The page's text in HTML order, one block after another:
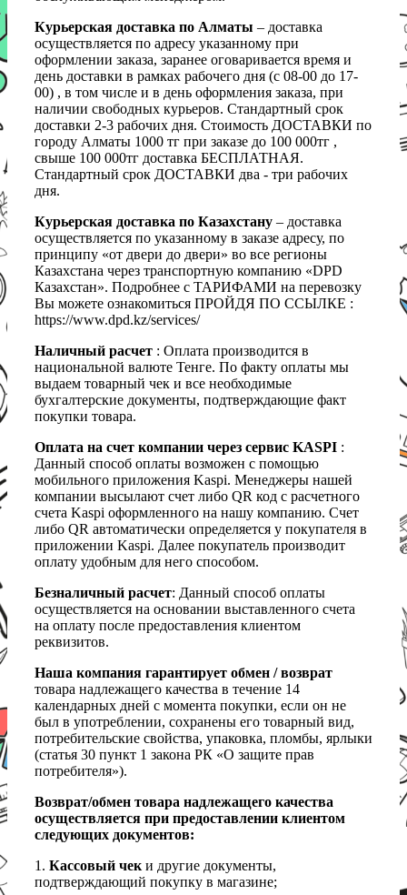
Курьерская доставка по Алматы – доставка
осуществляется по адресу указанному при
оформлении заказа, заранее оговаривается время и
день доставки в рамках рабочего дня (с 08-00 до 17-
00) , в том числе и в день оформления заказа, при
наличии свободных курьеров. Стандартный срок
доставки 2-3 рабочих дня. Стоимость ДОСТАВКИ по
городу Алматы 1000 тг при заказе до 100 000тг ,
свыше 100 000тг доставка БЕСПЛАТНАЯ.
Стандартный срок ДОСТАВКИ два - три рабочих
дня.
Курьерская доставка по Казахстану – доставка
осуществляется по указанному в заказе адресу, по
принципу «от двери до двери» во все регионы
Казахстана через транспортную компанию «DPD
Казахстан». Подробнее с ТАРИФАМИ на перевозку
Вы можете ознакомиться ПРОЙДЯ ПО ССЫЛКЕ :
https://www.dpd.kz/services/
Наличный расчет : Оплата производится в
национальной валюте Тенге. По факту оплаты мы
выдаем товарный чек и все необходимые
бухгалтерские документы, подтверждающие факт
покупки товара.
Оплата на счет компании через сервис KASPI :
Данный способ оплаты возможен с помощью
мобильного приложения Kaspi. Менеджеры нашей
компании высылают счет либо QR код с расчетного
счета Kaspi оформленного на нашу компанию. Счет
либо QR автоматически определяется у покупателя в
приложении Kaspi. Далее покупатель производит
оплату удобным для него способом.
Безналичный расчет: Данный способ оплаты
осуществляется на основании выставленного счета
на оплату после предоставления клиентом
реквизитов.
Наша компания гарантирует обмен / возврат
товара надлежащего качества в течение 14
календарных дней с момента покупки, если он не
был в употреблении, сохранены его товарный вид,
потребительские свойства, упаковка, пломбы, ярлыки
(статья 30 пункт 1 закона РК «О защите прав
потребителя»).
Возврат/обмен товара надлежащего качества
осуществляется при предоставлении клиентом
следующих документов:
1. Кассовый чеки другие документы,
подтверждающий покупку в магазине;